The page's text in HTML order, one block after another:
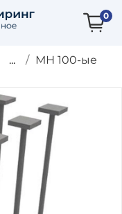
0
... МН 100-ые